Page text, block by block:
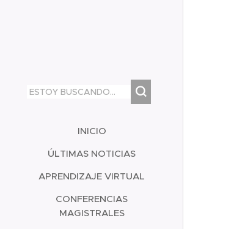
INICIO
ÚLTIMAS NOTICIAS
APRENDIZAJE VIRTUAL
CONFERENCIAS
MAGISTRALES